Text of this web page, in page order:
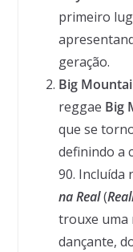
primeiro
geração.
Big
reggae Big
que se
definindo a
90. Incluída
na Real(
trouxe uma
dançante,